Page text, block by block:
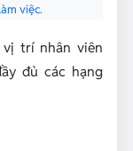
việc.
trí nhân viên
đủ các hạng